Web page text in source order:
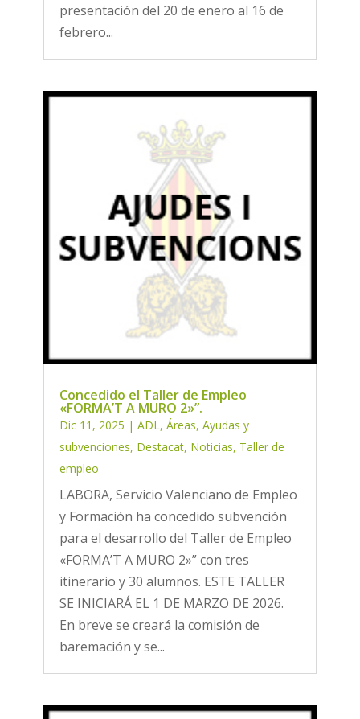
presentación del 20 de enero al 16 de
febrero...
Concedido el Taller de Empleo
«FORMA’T A MURO 2»”.
Dic 11, 2025 | ADL, Áreas, Ayudas y
subvenciones, Destacat, Noticias, Taller de
empleo
LABORA, Servicio Valenciano de Empleo
y Formación ha concedido subvención
para el desarrollo del Taller de Empleo
«FORMA’T A MURO 2»” con tres
itinerario y 30 alumnos. ESTE TALLER
SE INICIARÁ EL 1 DE MARZO DE 2026.
En breve se creará la comisión de
baremación y se...